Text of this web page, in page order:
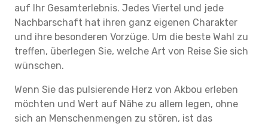
auf Ihr Gesamterlebnis. Jedes Viertel und jede
Nachbarschaft hat ihren ganz eigenen Charakter
und ihre besonderen Vorzüge. Um die beste Wahl zu
treffen, überlegen Sie, welche Art von Reise Sie sich
wünschen.
Wenn Sie das pulsierende Herz von Akbou erleben
möchten und Wert auf Nähe zu allem legen, ohne
sich an Menschenmengen zu stören, ist das